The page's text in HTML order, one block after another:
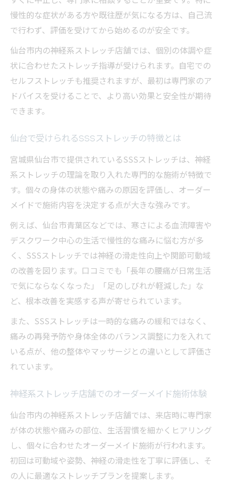
慢性的な症状がある方や既往歴が気になる方は、自己流
で行わず、評価を受けてから始めるのが安全です。
仙台市内の神経系ストレッチ店舗では、個別の体調や症
状に合わせたストレッチ指導が受けられます。自宅での
セルフストレッチも推奨されますが、最初は専門家のア
ドバイスを受けることで、より高い効果と安全性が期待
できます。
仙台で受けられるSSSストレッチの特徴とは
宮城県仙台市で提供されているSSSストレッチは、神経
系ストレッチの理論を取り入れた専門的な施術が特徴で
す。個々の身体の状態や痛みの原因を評価し、オーダー
メイドで施術内容を決定する点が大きな強みです。
例えば、仙台市青葉区などでは、寒さによる血流障害や
デスクワーク中心の生活で慢性的な痛みに悩む方が多
く、SSSストレッチでは神経の滑走性向上や関節可動域
の改善を図ります。口コミでも「長年の腰痛が日常生活
で気にならなくなった」「足のしびれが軽減した」な
ど、根本改善を実感する声が寄せられています。
また、SSSストレッチは一時的な痛みの緩和ではなく、
痛みの再発予防や身体全体のバランス調整に力を入れて
いる点が、他の整体やマッサージとの違いとして評価さ
れています。
神経系ストレッチ店舗でのオーダーメイド施術体験
仙台市内の神経系ストレッチ店舗では、来店時に専門家
が体の状態や痛みの部位、生活習慣を細かくヒアリング
し、個々に合わせたオーダーメイド施術が行われます。
初回は可動域や姿勢、神経の滑走性を丁寧に評価し、そ
の人に最適なストレッチプランを提案します。